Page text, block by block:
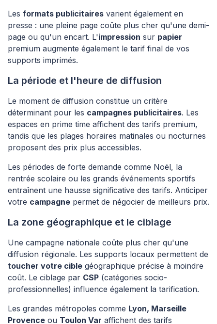
Les formats publicitaires varient également en
presse : une pleine page coûte plus cher qu'une demi-
page ou qu'un encart. L'impression sur papier
premium augmente également le tarif final de vos
supports imprimés.
La période et l'heure de diffusion
Le moment de diffusion constitue un critère
déterminant pour les campagnes publicitaires. Les
espaces en prime time affichent des tarifs premium,
tandis que les plages horaires matinales ou nocturnes
proposent des prix plus accessibles.
Les périodes de forte demande comme Noël, la
rentrée scolaire ou les grands événements sportifs
entraînent une hausse significative des tarifs. Anticiper
votre campagne permet de négocier de meilleurs prix.
La zone géographique et le ciblage
Une campagne nationale coûte plus cher qu'une
diffusion régionale. Les supports locaux permettent de
toucher votre cible géographique précise à moindre
coût. Le ciblage par CSP (catégories socio-
professionnelles) influence également la tarification.
Les grandes métropoles comme Lyon, Marseille
Provence ou Toulon Var affichent des tarifs